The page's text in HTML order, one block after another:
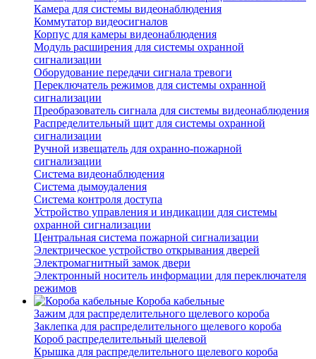
Камера для системы видеонаблюдения
Коммутатор видеосигналов
Корпус для камеры видеонаблюдения
Модуль расширения для системы охранной
сигнализации
Оборудование передачи сигнала тревоги
Переключатель режимов для системы охранной
сигнализации
Преобразователь сигнала для системы видеонаблюдения
Распределительный щит для системы охранной
сигнализации
Ручной извещатель для охранно-пожарной
сигнализации
Система видеонаблюдения
Система дымоудаления
Система контроля доступа
Устройство управления и индикации для системы
охранной сигнализации
Центральная система пожарной сигнализации
Электрическое устройство открывания дверей
Электромагнитный замок двери
Электронный носитель информации для переключателя
режимов
Короба кабельные
Зажим для распределительного щелевого короба
Заклепка для распределительного щелевого короба
Короб распределительный щелевой
Крышка для распределительного щелевого короба